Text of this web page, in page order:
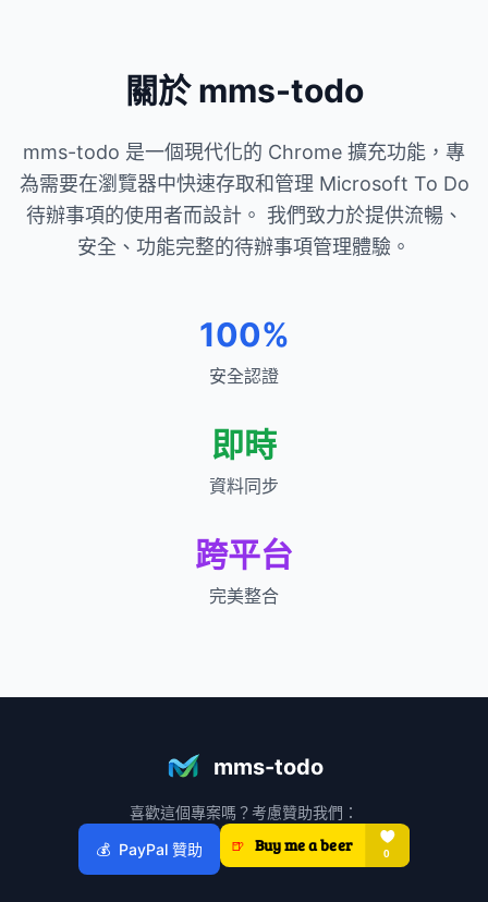
關於 mms-todo
mms-todo 是一個現代化的 Chrome 擴充功能，專
為需要在瀏覽器中快速存取和管理 Microsoft To Do
待辦事項的使用者而設計。 我們致力於提供流暢、
安全、功能完整的待辦事項管理體驗。
100%
安全認證
即時
資料同步
跨平台
完美整合
mms-todo
喜歡這個專案嗎？考慮贊助我們：
💰 PayPal 贊助